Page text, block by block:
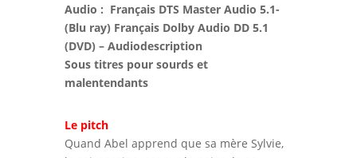
Audio : Français DTS Master Audio 5.1-
(Blu ray) Français Dolby Audio DD 5.1
(DVD) – Audiodescription
Sous titres pour sourds et
malentendants
Le pitch
Quand Abel apprend que sa mère Sylvie,